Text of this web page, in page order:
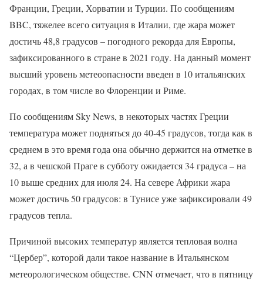
Франции, Греции, Хорватии и Турции. По сообщениям
BBC, тяжелее всего ситуация в Италии, где жара может
достичь 48,8 градусов – погодного рекорда для Европы,
зафиксированного в стране в 2021 году. На данный момент
высший уровень метеоопасности введен в 10 итальянских
городах, в том числе во Флоренции и Риме.
По сообщениям Sky News, в некоторых частях Греции
температура может подняться до 40-45 градусов, тогда как в
среднем в это время года она обычно держится на отметке в
32, а в чешской Праге в субботу ожидается 34 градуса – на
10 выше средних для июля 24. На севере Африки жара
может достичь 50 градусов: в Тунисе уже зафиксировали 49
градусов тепла.
Причиной высоких температур является тепловая волна
“Цербер”, которой дали такое название в Итальянском
метеорологическом обществе. CNN отмечает, что в пятницу